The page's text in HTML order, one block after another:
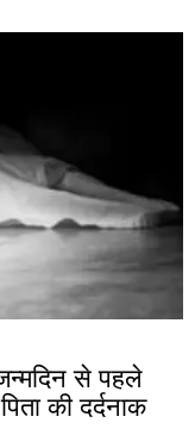
से पहले
की दर्दनाक